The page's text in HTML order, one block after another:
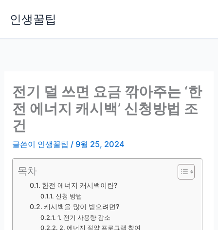
인생꿀팁
전기 덜 쓰면 요금 깎아주는 ‘한
전 에너지 캐시백’ 신청방법 조
건
글쓴이 인생꿀팁 / 9월 25, 2024
목차
한전 에너지 캐시백이란?
신청 방법
캐시백을 많이 받으려면?
1. 전기 사용량 감소
2. 에너지 절약 프로그램 참여